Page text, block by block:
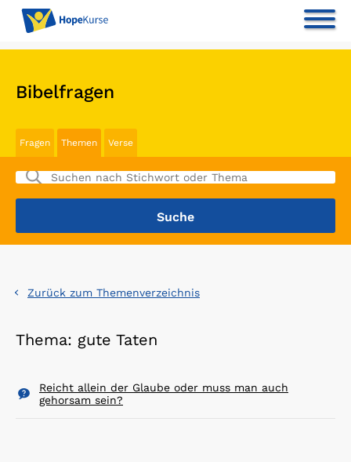
Bibelfragen
Fragen Themen Verse
Zurück zum Themenverzeichnis
Thema: gute Taten
Reicht allein der Glaube oder muss man auch
gehorsam sein?